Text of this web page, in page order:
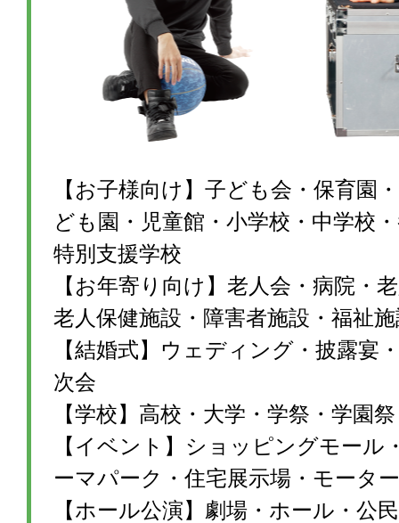
【お子様向け】子ども会・保育園
ども園・児童館・小学校・中学校
特別支援学校
【お年寄り向け】老人会・病院・
老人保健施設・障害者施設・福祉
【結婚式】ウェディング・披露宴
次会
【学校】高校・大学・学祭・学園
【イベント】ショッピングモール
ーマパーク・住宅展示場・モータ
【ホール公演】劇場・ホール・公